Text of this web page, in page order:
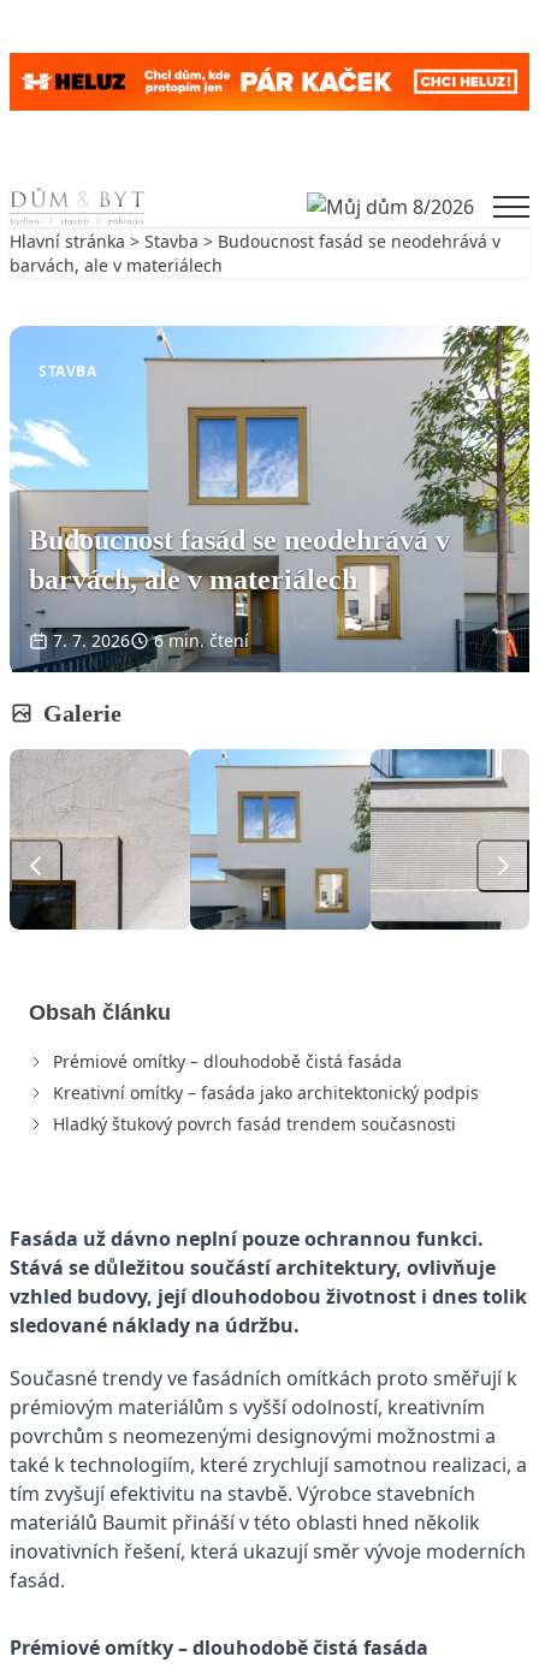
Skip to content
Hlavní stránka > Stavba > Budoucnost fasád se neodehrává v
barvách, ale v materiálech
STAVBA
Budoucnost fasád se neodehrává v
barvách, ale v materiálech
7. 7. 2026 6 min. čtení
Galerie
Obsah článku
Prémiové omítky – dlouhodobě čistá fasáda
Kreativní omítky – fasáda jako architektonický podpis
Hladký štukový povrch fasád trendem současnosti
Fasáda už dávno neplní pouze ochrannou funkci.
Stává se důležitou součástí architektury, ovlivňuje
vzhled budovy, její dlouhodobou životnost i dnes tolik
sledované náklady na údržbu.
Současné trendy ve fasádních omítkách proto směřují k
prémiovým materiálům s vyšší odolností, kreativním
povrchům s neomezenými designovými možnostmi a
také k technologiím, které zrychlují samotnou realizaci, a
tím zvyšují efektivitu na stavbě. Výrobce stavebních
materiálů Baumit přináší v této oblasti hned několik
inovativních řešení, která ukazují směr vývoje moderních
fasád.
Prémiové omítky – dlouhodobě čistá fasáda